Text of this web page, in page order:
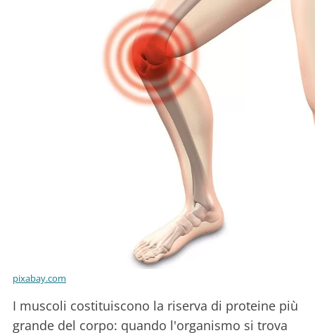
pixabay.com
I muscoli costituiscono la riserva di proteine più
grande del corpo: quando l'organismo si trova